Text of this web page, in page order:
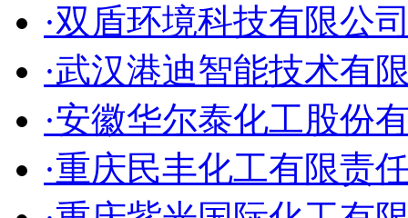
·双盾环境科技有限公
·武汉港迪智能技术有
·安徽华尔泰化工股份
·重庆民丰化工有限责